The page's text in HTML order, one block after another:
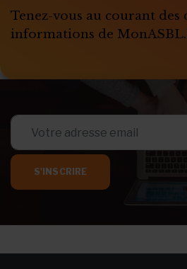
Tenez-vous au courant des
informations de
S'INSCRIRE